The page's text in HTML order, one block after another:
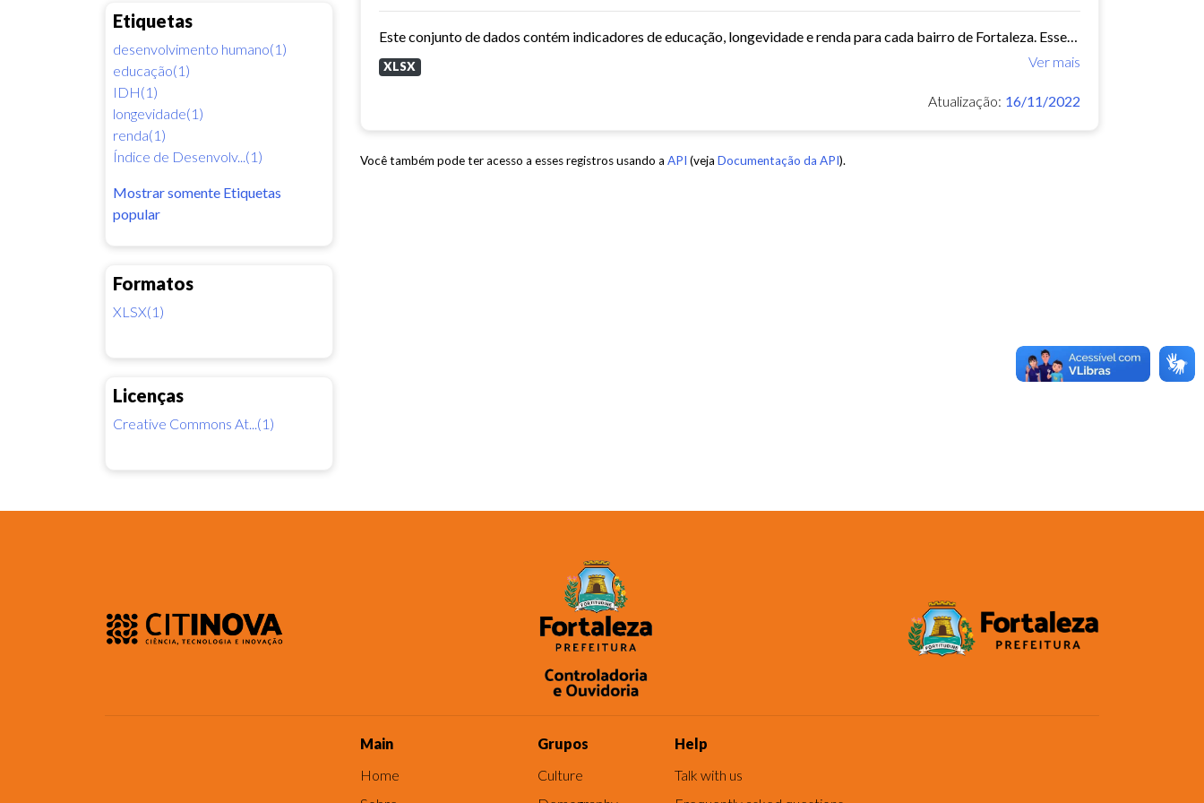
Etiquetas
desenvolvimento humano(1)
educação(1)
IDH(1)
longevidade(1)
renda(1)
Índice de Desenvolv...(1)
Mostrar somente Etiquetas
popular
Formatos
XLSX(1)
Licenças
Creative Commons At...(1)
Este conjunto de dados contém indicadores de educação, longevidade e renda para cada bairro de Fortaleza. Esses três indicadores juntos formam o Indice de Desenvolvimento Humano...
Ver mais
XLSX
Atualização: 16/11/2022
Você também pode ter acesso a esses registros usando a API (veja Documentação da API).
Main
Home
Grupos
Culture
Help
Talk with us